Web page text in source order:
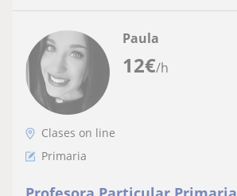
12€/h
Paula
Clases on line
Primaria